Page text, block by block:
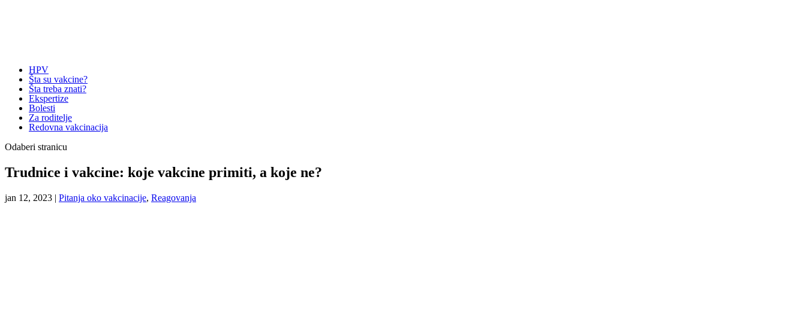
HPV
Šta su vakcine?
Šta treba znati?
Ekspertize
Bolesti
Za roditelje
Redovna vakcinacija
Odaberi stranicu
Trudnice i vakcine: koje vakcine primiti, a koje ne?
jan 12, 2023 | Pitanja oko vakcinacije, Reagovanja